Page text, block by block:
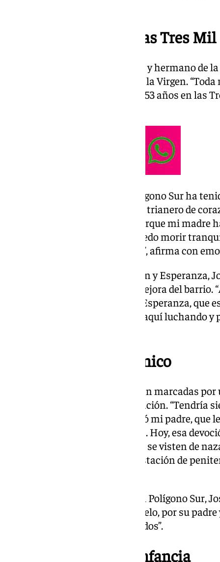
La Esperanza desde las Tres Mil
González Mije, vecino del barrio y hermano de
ocultar su emoción al hablar de la Virgen.
Triana, yo nací en Triana. Llevo 53 años en las
La visita de la Esperanza al Polígono Sur ha
muchos devotos, pero para este trianero de
“A mí me ha tocado la lotería porque mi madre
es una cosa muy grande. Me puedo morir
siempre presente con nosotros”, afirma con
Hermano fundador de Bendición y Esperanza,
tres décadas a trabajar por la mejora del barrio.
Triana, tengo a mi Bendición y Esperanza, que
en la vida, porque llevo 32 años aquí luchando
Un legado familiar único
Su fe y su historia personal están marcadas
pasado de generación en generación. “Tendría
una túnica de nazareno. Lo pagó mi padre,
antiguos en el año 60”, recuerda. Hoy, esa
y nietos: “Mis hijos y mis nietos se visten de
Tres Mil Viviendas a hacer su estación de
Aunque sus hijos nacieron en el Polígono Sur,
que “respiran Triana por su abuelo, por su
es trianera por los cuatro costados”.
Reencuentros de la infancia